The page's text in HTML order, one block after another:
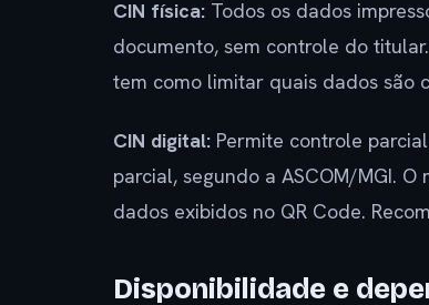
CIN física: Todos os dados
documento, sem controle do
tem como limitar quais dados são
CIN digital: Permite controle
parcial, segundo a ASCOM/MGI.
dados exibidos no QR Code.
Disponibilidade e